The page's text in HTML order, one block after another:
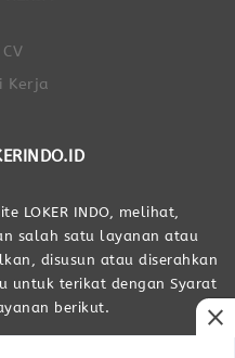
Kerja
LOKER INDO, melihat,
salah satu layanan atau
disusun atau diserahkan
untuk terikat dengan Syarat
berikut.
close